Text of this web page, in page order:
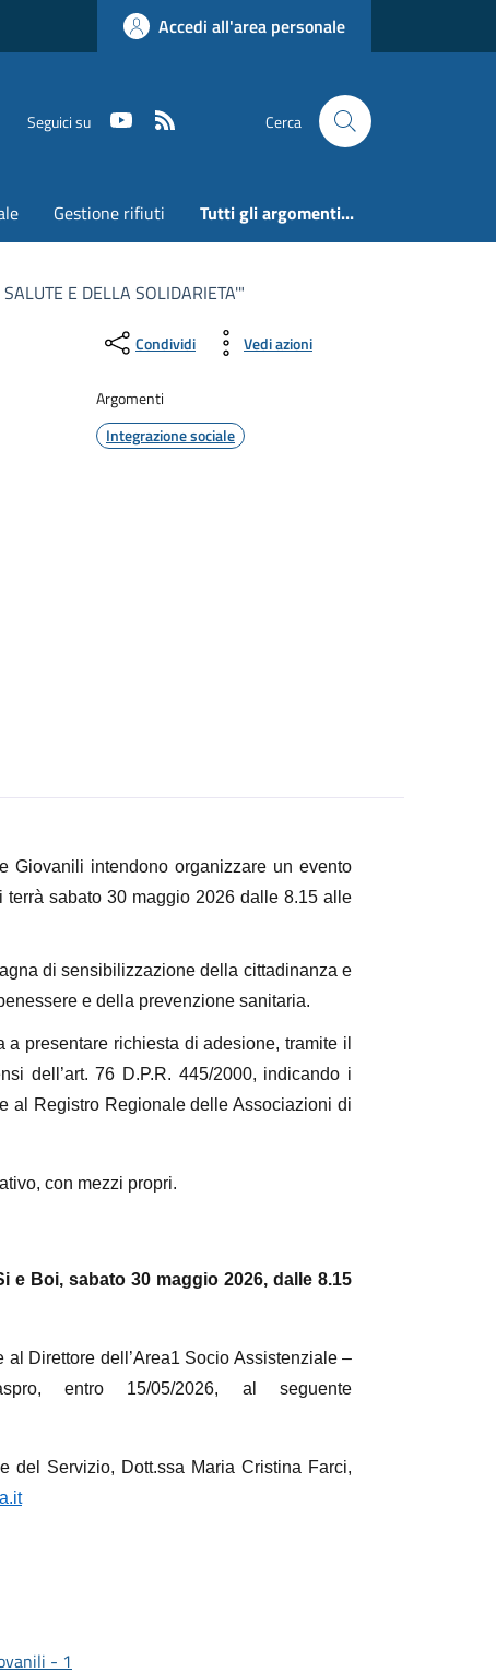
Accedi all'area personale
Seguici su Youtube Cerca
Gestione rifiuti Tutti gli argomenti...
E DELLA SOLIDARIETA'"
Condividi Vedi azioni
Argomenti
Integrazione sociale
Giovanili intendono organizzare un evento
terrà sabato 30 maggio 2026 dalle 8.15 alle
di sensibilizzazione della cittadinanza e
e della prevenzione sanitaria.
presentare richiesta di adesione, tramite il
dell’art. 76 D.P.R. 445/2000, indicando i
al Registro Regionale delle Associazioni di
con mezzi propri.
e Boi, sabato 30 maggio 2026, dalle 8.15
Direttore dell’Area1 Socio Assistenziale –
entro 15/05/2026, al seguente
del Servizio, Dott.ssa Maria Cristina Farci,
- 1